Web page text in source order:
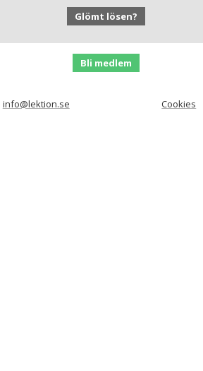
Glömt lösen?
Bli medlem
info@lektion.se Cookies